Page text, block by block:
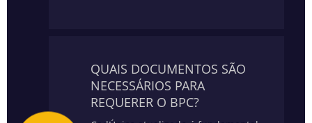
QUAIS DOCUMENTOS SÃO
NECESSÁRIOS PARA
REQUERER O BPC?